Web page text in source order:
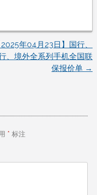
2025年04月23日】国行、
、境外全系列手机全国联
保报价单 →
* 标注